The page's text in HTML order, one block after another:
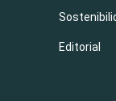
Editorial